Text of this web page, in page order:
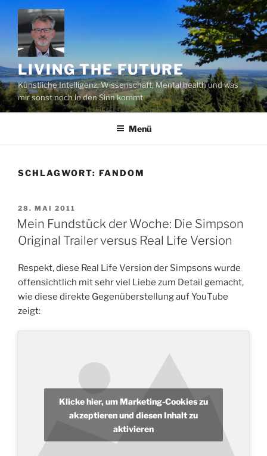
Zum
Inhalt
springen
LIVING THE FUTURE
Künstliche Intelligenz, Wissenschaft, Mental health und was
mir sonst noch in den Sinn kommt
Menü
SCHLAGWORT: FANDOM
VERÖFFENTLICHT
AM
28. MAI 2011
Mein Fundstück der Woche: Die Simpson
Original Trailer versus Real Life Version
Respekt, diese Real Life Version der Simpsons wurde
offensichtlich mit sehr viel Liebe zum Detail gemacht,
wie diese direkte Gegenüberstellung auf YouTube
zeigt:
Klicke hier, um Marketing-Cookies zu
akzeptieren und diesen Inhalt zu
aktivieren